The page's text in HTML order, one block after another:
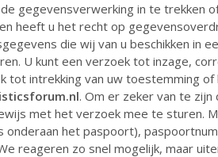
gegevensverwerking in te trekken
heeft u het recht op
die wij van u beschikken in
U kunt een verzoek tot inzage,
tot intrekking van uw toestemming
. Om er zeker van te
met het verzoek mee te sturen.
onderaan het paspoort),
reageren zo snel mogelijk, maar